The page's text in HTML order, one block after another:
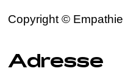
Copyright ©
Adresse